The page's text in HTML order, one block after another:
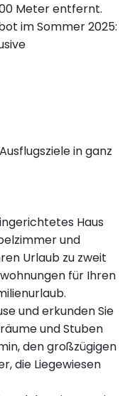
Meter entfernt.
im Sommer 2025:
in ganz
Haus
und
Urlaub zu zweit
für Ihren
und erkunden Sie
und Stuben
den großzügigen
die Liegewiesen